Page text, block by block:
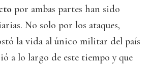
por ambas partes han sido
No solo por los ataques,
la vida al único militar del país
a lo largo de este tiempo y que